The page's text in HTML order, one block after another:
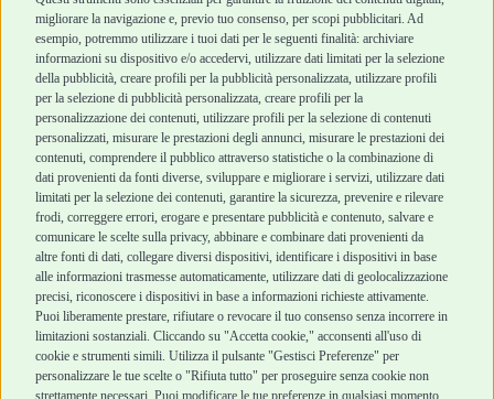
migliorare la navigazione e, previo tuo consenso, per scopi pubblicitari. Ad
esempio, potremmo utilizzare i tuoi dati per le seguenti finalità: archiviare
informazioni su dispositivo e/o accedervi, utilizzare dati limitati per la selezione
della pubblicità, creare profili per la pubblicità personalizzata, utilizzare profili
per la selezione di pubblicità personalizzata, creare profili per la
personalizzazione dei contenuti, utilizzare profili per la selezione di contenuti
personalizzati, misurare le prestazioni degli annunci, misurare le prestazioni dei
contenuti, comprendere il pubblico attraverso statistiche o la combinazione di
dati provenienti da fonti diverse, sviluppare e migliorare i servizi, utilizzare dati
limitati per la selezione dei contenuti, garantire la sicurezza, prevenire e rilevare
frodi, correggere errori, erogare e presentare pubblicità e contenuto, salvare e
comunicare le scelte sulla privacy, abbinare e combinare dati provenienti da
altre fonti di dati, collegare diversi dispositivi, identificare i dispositivi in base
alle informazioni trasmesse automaticamente, utilizzare dati di geolocalizzazione
precisi, riconoscere i dispositivi in base a informazioni richieste attivamente.
Puoi liberamente prestare, rifiutare o revocare il tuo consenso senza incorrere in
limitazioni sostanziali. Cliccando su "Accetta cookie," acconsenti all'uso di
cookie e strumenti simili. Utilizza il pulsante "Gestisci Preferenze" per
personalizzare le tue scelte o "Rifiuta tutto" per proseguire senza cookie non
strettamente necessari. Puoi modificare le tue preferenze in qualsiasi momento
Top Quality
Robinson Pet Shop
Chi siamo
Punti vendita
Marchi
Blog
Assistenza Robinson
Pet Shop
Offerte
Promozioni
Recensioni Feedaty
Acquisti sicuri
Termini e condizioni
di vendita
Cashback
Metodi di
pagamento
Recesso e Reso
Spedizioni